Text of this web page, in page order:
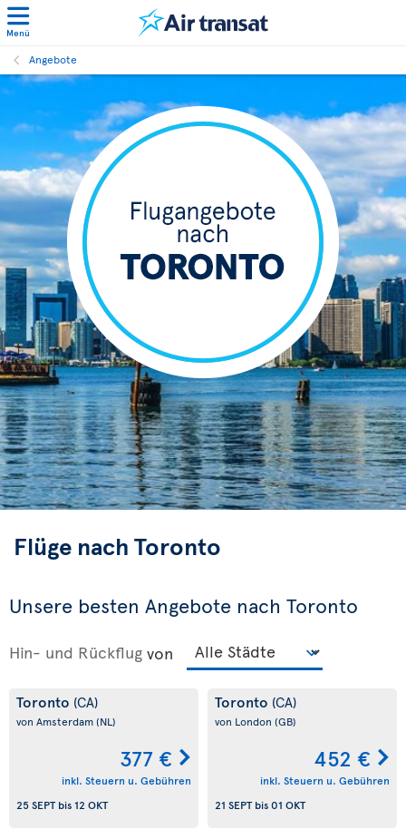
Menü
Angebote
Flüge nach Toronto
Unsere besten Angebote nach Toronto
Hin- und Rückflug von
Toronto (CA)
von Amsterdam(NL)
377 €
inkl. Steuern u. Gebühren
25 SEPTbis 12 OKT
Toronto (CA)
von London (GB)
452 €
inkl. Steuern u. Gebühren
21 SEPTbis01 OKT